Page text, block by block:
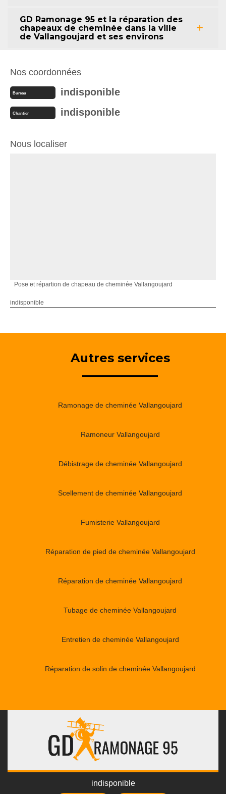
GD Ramonage 95 et la réparation des
chapeaux de cheminée dans la ville
de Vallangoujard et ses environs
Nos coordonnées
Bureau indisponible
Chantier indisponible
Nous localiser
Pose et répartion de chapeau de cheminée Vallangoujard
indisponible
Autres services
Ramonage de cheminée Vallangoujard
Ramoneur Vallangoujard
Débistrage de cheminée Vallangoujard
Scellement de cheminée Vallangoujard
Fumisterie Vallangoujard
Réparation de pied de cheminée Vallangoujard
Réparation de cheminée Vallangoujard
Tubage de cheminée Vallangoujard
Entretien de cheminée Vallangoujard
Réparation de solin de cheminée Vallangoujard
indisponible